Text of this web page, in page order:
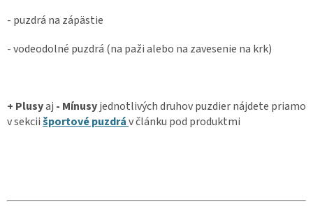
- puzdrá na zápästie
- vodeodolné puzdrá (na paži alebo na zavesenie na krk)
+ Plusyaj - Mínusyjednotlivých druhov puzdier nájdete priamo
v sekciišportové puzdráv článku pod produktmi